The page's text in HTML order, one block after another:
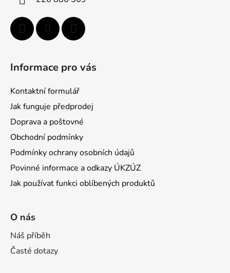
Informace pro vás
Kontaktní formulář
Jak funguje předprodej
Doprava a poštovné
Obchodní podmínky
Podmínky ochrany osobních údajů
Povinné informace a odkazy ÚKZÚZ
Jak používat funkci oblíbených produktů
O nás
Náš příběh
Časté dotazy